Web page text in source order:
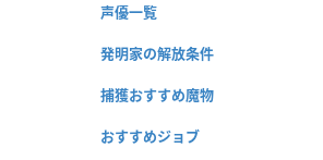
声優一覧
発明家の解放条件
捕獲おすすめ魔物
おすすめジョブ